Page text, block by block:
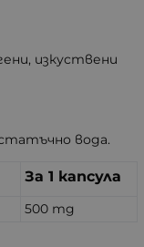
изкуствени
вода.
За 1 капсула
500 mg